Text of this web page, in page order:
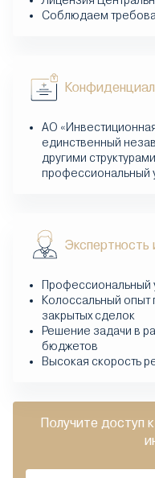
Соблюдаем
АО
единственный
другими
профессиональный
Профессиональный
Колоссальный
закрытых сделок
Решение задачи в
бюджетов
Высокая скорость
Получите доступ